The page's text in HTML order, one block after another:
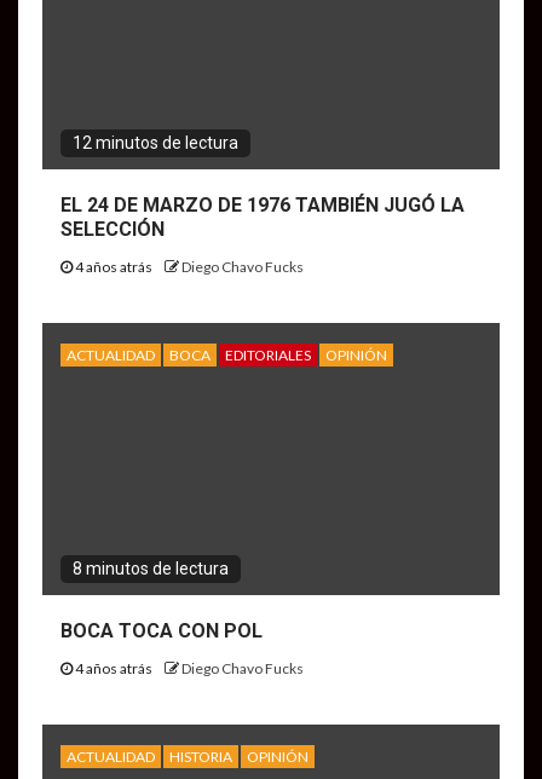
12 minutos de lectura
EL 24 DE MARZO DE 1976 TAMBIÉN JUGÓ LA
SELECCIÓN
4 años atrás Diego Chavo Fucks
ACTUALIDAD BOCA EDITORIALES OPINIÓN
8 minutos de lectura
BOCA TOCA CON POL
4 años atrás Diego Chavo Fucks
ACTUALIDAD HISTORIA OPINIÓN